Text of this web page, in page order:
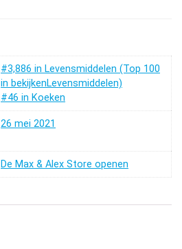
#3,886 in Levensmiddelen (Top 100
in bekijkenLevensmiddelen)
#46 in Koeken
26 mei 2021
De Max & Alex Store openen